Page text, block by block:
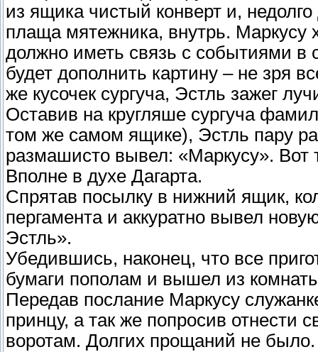
из ящика чистый конверт и,
плаща мятежника, внутрь. Маркусу
должно иметь связь с событиями в
будет дополнить картину – не зря
же кусочек сургуча, Эстль зажег
Оставив на кругляше сургуча
том же самом ящике), Эстль пару
размашисто вывел: «Маркусу».
Вполне в духе Дагарта.
Спрятав посылку в нижний ящик,
пергамента и аккуратно вывел
Эстль».
Убедившись, наконец, что все
бумаги пополам и вышел из
Передав послание Маркусу
принцу, а так же попросив отнести
воротам. Долгих прощаний не было.